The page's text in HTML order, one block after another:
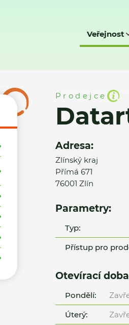
Veřejnost
Prodejce
Adresa:
Zlínský kraj
Přímá 671
76001 Zlín
Parametry:
Typ:
Přístup pro
Otevírací
Pondělí:
Úterý: